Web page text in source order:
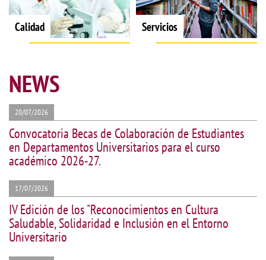
Calidad Servicios
NEWS
20/07/2026
Convocatoria Becas de Colaboración de Estudiantes
en Departamentos Universitarios para el curso
académico 2026-27.
17/07/2026
IV Edición de los "Reconocimientos en Cultura
Saludable, Solidaridad e Inclusión en el Entorno
Universitario